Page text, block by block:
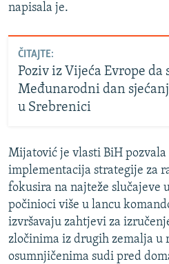
napisala je.
ČITAJTE:
Poziv iz Vijeća Evrope da
Međunarodni dan
u Srebrenici
Mijatović je vlasti BiH pozvala
implementacija strategije za
fokusira na najteže slučajeve
počinioci više u lancu
izvršavaju zahtjevi za
zločinima iz drugih zemalja u
osumnjičenima sudi pred